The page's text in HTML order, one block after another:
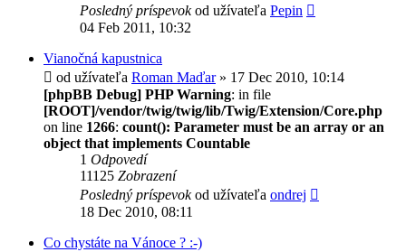
Posledný príspevokod užívateľa Pepin
04 Feb 2011, 10:32
Vianočná kapustnica
od užívateľa Roman Maďar» 17 Dec 2010, 10:14
[phpBB Debug] PHP Warning: in file
[ROOT]/vendor/twig/twig/lib/Twig/Extension/Core.php
on line 1266: count(): Parameter must be an array or an
object that implements Countable
1 Odpovedí
11125 Zobrazení
Posledný príspevokod užívateľa ondrej
18 Dec 2010, 08:11
Co chystáte na Vánoce ? :-)